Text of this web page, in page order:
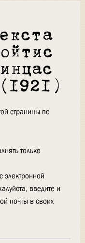
страницы по
только
электронной
введите и
почты в своих